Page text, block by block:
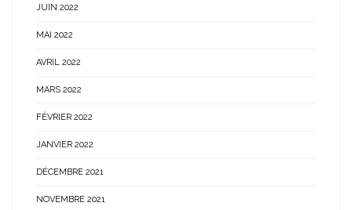
JUIN 2022
MAI 2022
AVRIL 2022
MARS 2022
FÉVRIER 2022
JANVIER 2022
DÉCEMBRE 2021
NOVEMBRE 2021